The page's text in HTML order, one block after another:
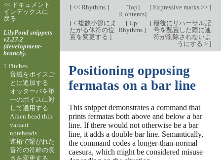
[<< Rhythms ] [Top]
[Contents]
[Expressive marks >> ]
[< 複数小節にま
たがる休符の位
置を変更する ]
[Up:
Rhythms]
[最後にリハーサル記
号を配置した際に連
符が削除されないよ
うにする > ]
Positioning opposing
fermatas on a bar line
This snippet demonstrates a command that
prints fermatas both above and below a bar
line. If there would not otherwise be a bar
line, it adds a double bar line. Semantically,
the command codes a longer-than-normal
caesura, which might be considered misuse
<< ドキュメント
インデックスに
戻る
LilyPond snippets
v2.27.2
(development-
branch).
1 Pitches
音域をボイスご
とに追加する
オッターバを単
一のボイスに対
して適用する
Aiken head thin
variant
noteheads
連桁で繋がれた
音符の符幹の長
さを変更する